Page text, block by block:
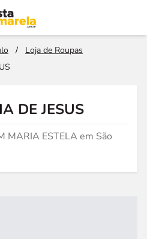
/
Loja de Roupas
DE JESUS
MARIA ESTELA em São